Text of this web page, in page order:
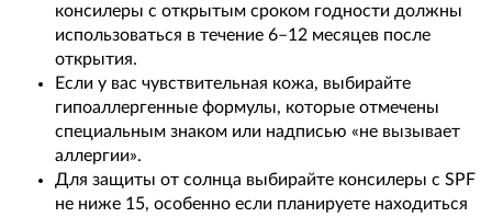
консилеры с открытым сроком годности должны
использоваться в течение 6–12 месяцев после
открытия.
Если у вас чувствительная кожа, выбирайте
гипоаллергенные формулы, которые отмечены
специальным знаком или надписью «не вызывает
аллергии».
Для защиты от солнца выбирайте консилеры с SPF
не ниже 15, особенно если планируете находиться